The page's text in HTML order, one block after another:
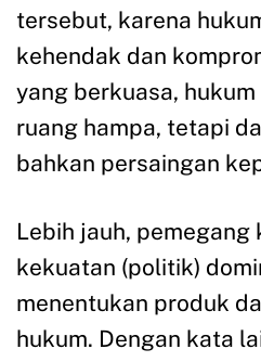
tersebut, karena
kehendak dan
yang berkuasa,
ruang hampa, tetapi
bahkan persaingan
Lebih jauh, pemegang
kekuatan (politik)
menentukan produk
hukum. Dengan kata